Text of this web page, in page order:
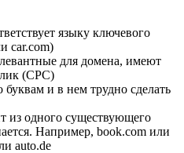
языку ключевого
car.com)
для домена, имеют
(CPC)
буквам и в нем трудно сделать
из одного существующего
Например, book.com или
auto.de